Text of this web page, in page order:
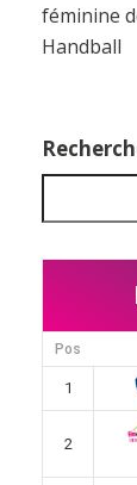
féminine
Handball
Pos
1
2